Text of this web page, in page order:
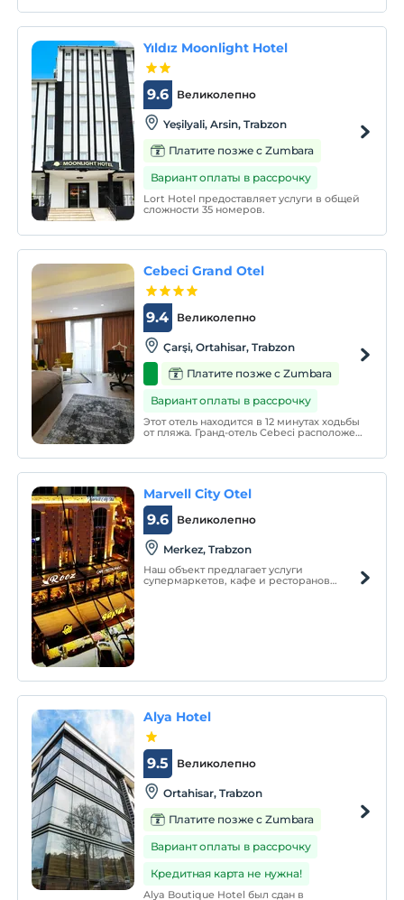
комната с душем или ванной.
Yıldız Moonlight Hotel
Великолепно
9.6
Yeşilyali, Arsin, Trabzon
Платите позже с Zumbara
Вариант оплаты в рассрочку
Lort Hotel предоставляет услуги в общей
сложности 35 номеров.
Cebeci Grand Otel
Великолепно
9.4
Çarşi, Ortahisar, Trabzon
Платите позже с Zumbara
Вариант оплаты в рассрочку
Этот отель находится в 12 минутах ходьбы
от пляжа. Гранд-отель Cebeci расположен
бесплатный Wi-Fi. В отеле есть терраса с
видом на море.
Marvell City Otel
Великолепно
9.6
Merkez, Trabzon
Наш объект предлагает услуги
супермаркетов, кафе и ресторанов
Alya Hotel
Великолепно
9.5
Ortahisar, Trabzon
Платите позже с Zumbara
Вариант оплаты в рассрочку
Кредитная карта не нужна!
Alya Boutique Hotel был сдан в